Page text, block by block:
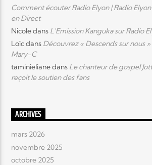
Comment écouter Radio Elyon | Radio Elyon
en Direct
Nicoledans L’Emission Kanguka sur Radio
Loïcdans Découvrez « Descends sur nous
Mary-C
taminielianedans Le chanteur de gospel
reçoit le soutien des fans
ARCHIVES
mars 2026
novembre 2025
octobre 2025